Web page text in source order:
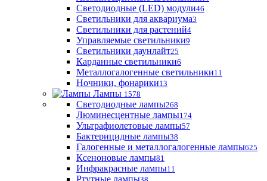
Светодиодные (LED) модули46
Светильники для аквариума3
Светильники для растений4
Управляемые светильники9
Светильники даунлайт25
Карданные светильники6
Металлогалогенные светильники11
Ночники, фонарики13
Лампы 1578
Светодиодные лампы268
Люминесцентные лампы174
Ультрафиолетовые лампы57
Бактерицидные лампы38
Галогенные и металлогалогенные лампы625
Ксеноновые лампы81
Инфракрасные лампы11
Ртутные лампы